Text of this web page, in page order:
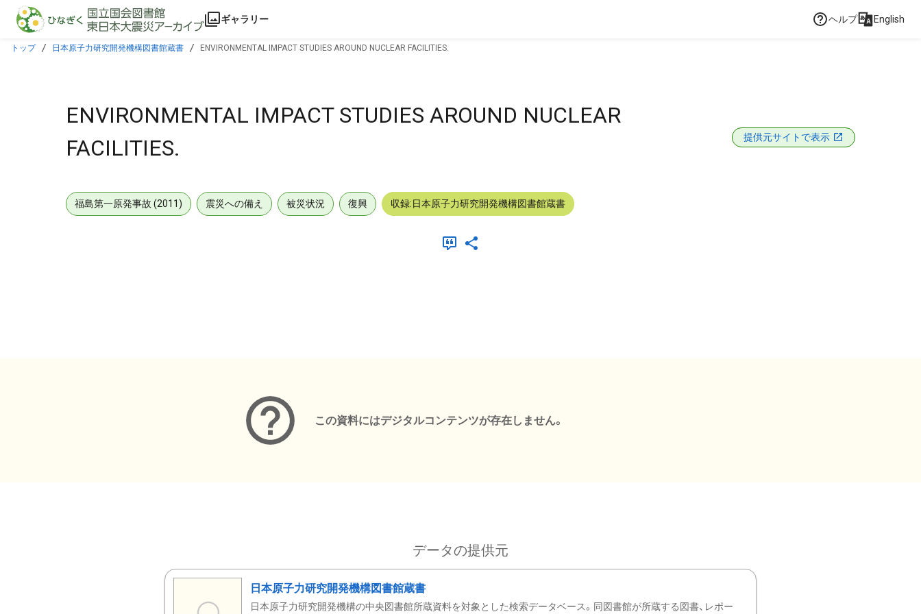
本文に飛ぶ
ギャラリー ヘルプ English
トップ 日本原子力研究開発機構図書館蔵書 ENVIRONMENTAL IMPACT STUDIES AROUND NUCLEAR FACILITIES.
ENVIRONMENTAL IMPACT STUDIES AROUND NUCLEAR
FACILITIES.
提供元サイトで表示
福島第一原発事故 (2011) 震災への備え 被災状況 復興 収録:日本原子力研究開発機構図書館蔵書
この資料にはデジタルコンテンツが存在しません。
データの提供元
日本原子力研究開発機構図書館蔵書
日本原子力研究開発機構の中央図書館所蔵資料を対象とした検索データベース。同図書館が所蔵する図書、レポー